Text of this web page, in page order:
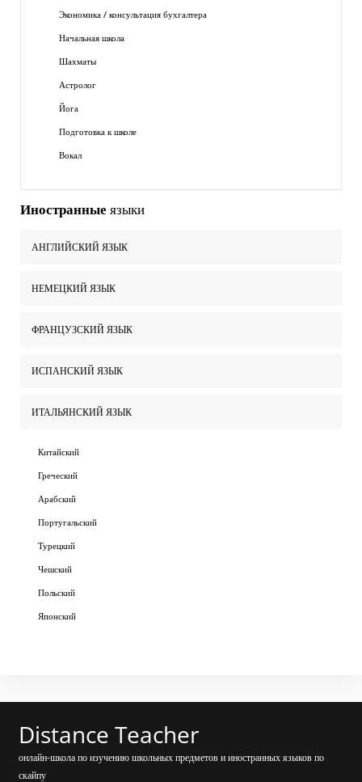
Экономика / консультация бухгалтера
Начальная школа
Шахматы
Астролог
Йога
Подготовка к школе
Вокал
Иностранные языки
АНГЛИЙСКИЙ ЯЗЫК
НЕМЕЦКИЙ ЯЗЫК
ФРАНЦУЗСКИЙ ЯЗЫК
ИСПАНСКИЙ ЯЗЫК
ИТАЛЬЯНСКИЙ ЯЗЫК
Китайский
Греческий
Арабский
Португальский
Турецкий
Чешский
Польский
Японский
Distance Teacher
онлайн-школа по изучению школьных предметов и иностранных языков по
скайпу